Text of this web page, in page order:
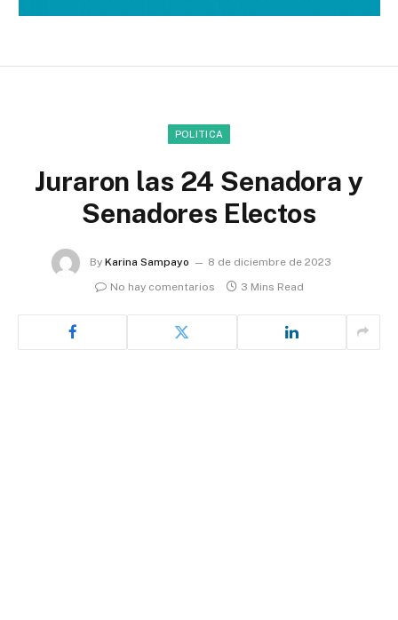
POLITICA
Juraron las 24 Senadora y
Senadores Electos
By Karina Sampayo
8 de diciembre de 2023
No hay comentarios
3 Mins Read